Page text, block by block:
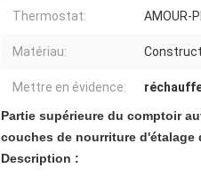
Thermostat: AMOUR-
Matériau:
Mettre en évidence:
Partie supérieure du comptoir
couches de nourriture d'étalage
Description :